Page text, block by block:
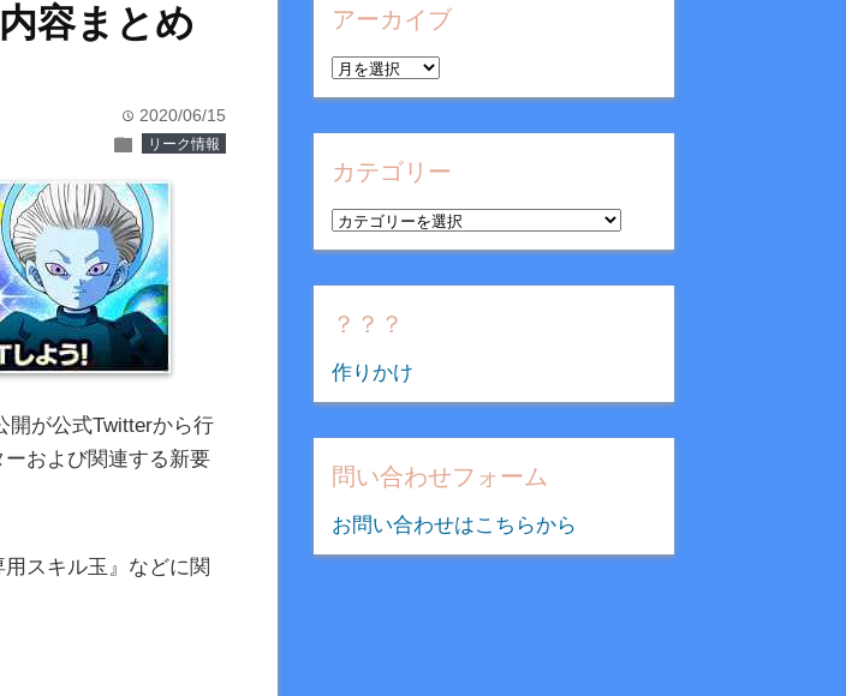
容まとめ
time 2020/06/15
folder リーク情報
開が公式Twitterから行
および関連する新要
スキル玉』などに関
アーカイブ
ア
ー
カ
イ
カテゴリー
カ
テ
ゴ
リ
？？？
作りかけ
問い合わせフォーム
お問い合わせはこちらから